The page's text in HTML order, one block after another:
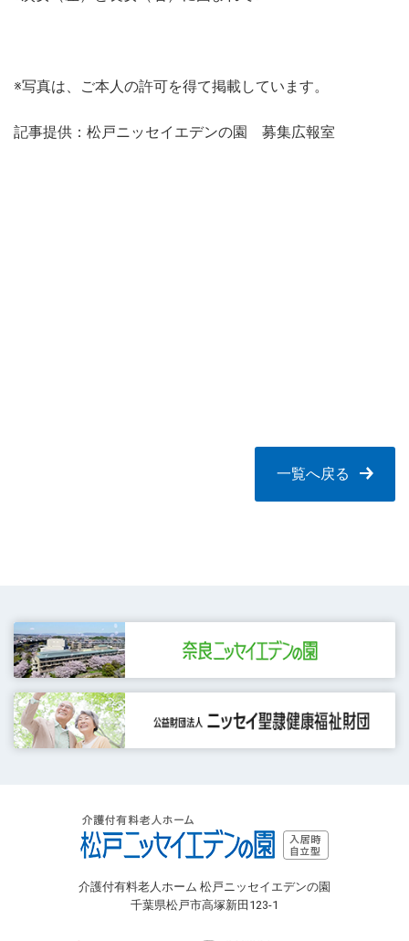
※写真は、ご本人の許可を得て掲載しています。
記事提供：松戸ニッセイエデンの園 募集広報室
一覧へ戻る
介護付有料老人ホーム 松戸ニッセイエデンの園
千葉県松戸市高塚新田123-1